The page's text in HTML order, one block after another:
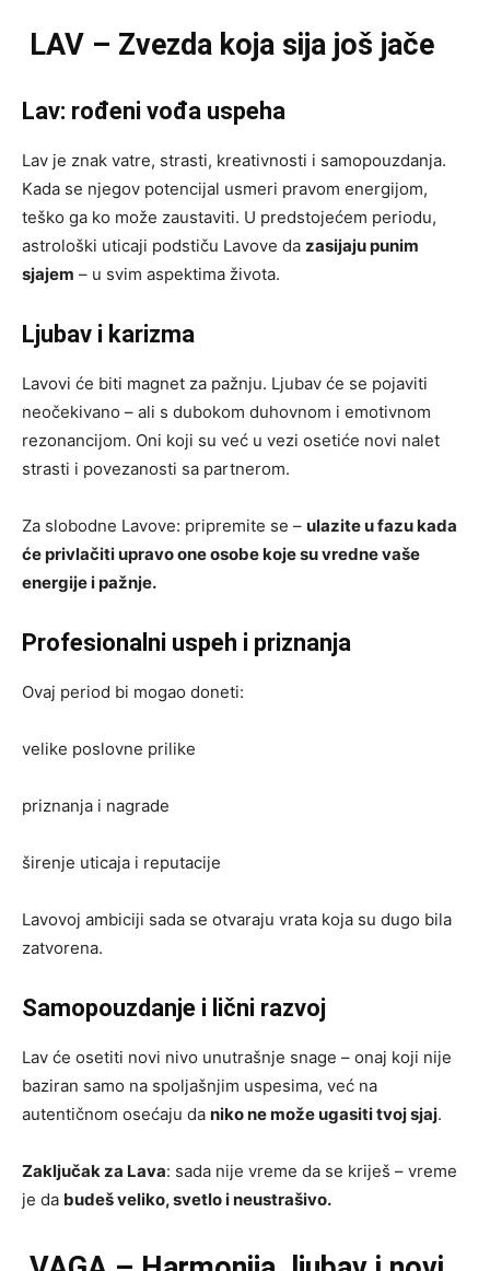
LAV – Zvezda koja sija još jače
Lav: rođeni vođa uspeha
Lav je znak vatre, strasti, kreativnosti i samopouzdanja.
Kada se njegov potencijal usmeri pravom energijom,
teško ga ko može zaustaviti. U predstojećem periodu,
astrološki uticaji podstiču Lavove da zasijaju punim
sjajem – u svim aspektima života.
Ljubav i karizma
Lavovi će biti magnet za pažnju. Ljubav će se pojaviti
neočekivano – ali s dubokom duhovnom i emotivnom
rezonancijom. Oni koji su već u vezi osetiće novi nalet
strasti i povezanosti sa partnerom.
Za slobodne Lavove: pripremite se – ulazite u fazu kada
će privlačiti upravo one osobe koje su vredne vaše
energije i pažnje.
Profesionalni uspeh i priznanja
Ovaj period bi mogao doneti:
velike poslovne prilike
priznanja i nagrade
širenje uticaja i reputacije
Lavovoj ambiciji sada se otvaraju vrata koja su dugo bila
zatvorena.
Samopouzdanje i lični razvoj
Lav će osetiti novi nivo unutrašnje snage – onaj koji nije
baziran samo na spoljašnjim uspesima, već na
autentičnom osećaju da niko ne može ugasiti tvoj sjaj.
Zaključak za Lava: sada nije vreme da se kriješ – vreme
je da budeš veliko, svetlo i neustrašivo.